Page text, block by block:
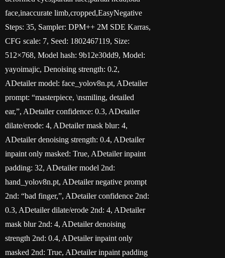
face,inaccurate limb,cropped,EasyNegative
Steps: 35, Sampler: DPM++ 2M SDE Karras,
CFG scale: 7, Seed: 1802467119, Size:
512×768, Model hash: 9b12e30dd9, Model:
yayoimajic, Denoising strength: 0.2,
ADetailer model: face_yolov8n.pt, ADetailer
prompt: “masterpiece, \nsmiling, detailed
ear,”, ADetailer confidence: 0.3, ADetailer
dilate/erode: 4, ADetailer mask blur: 4,
ADetailer denoising strength: 0.4, ADetailer
inpaint only masked: True, ADetailer inpaint
padding: 32, ADetailer model 2nd:
hand_yolov8n.pt, ADetailer negative prompt
2nd: “bad finger,”, ADetailer confidence 2nd:
0.3, ADetailer dilate/erode 2nd: 4, ADetailer
mask blur 2nd: 4, ADetailer denoising
strength 2nd: 0.4, ADetailer inpaint only
masked 2nd: True, ADetailer inpaint padding